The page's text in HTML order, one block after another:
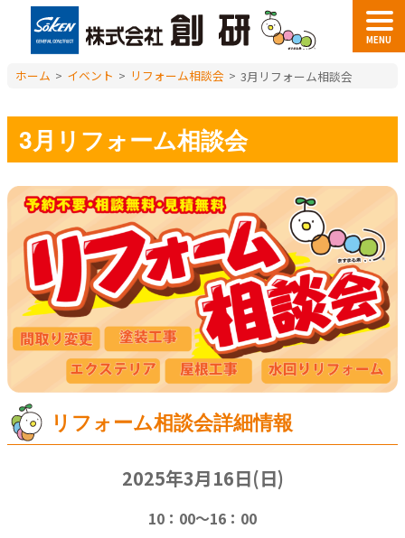
MENU
ホーム > イベント > リフォーム相談会 > 3月リフォーム相談会
3月リフォーム相談会
リフォーム相談会詳細情報
2025年3月16日(日)
10：00～16：00